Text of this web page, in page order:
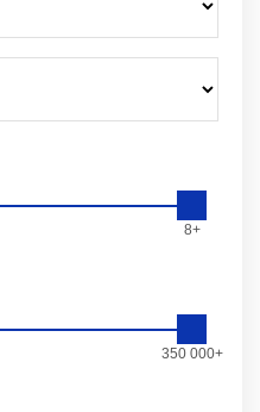
8+
350 000+